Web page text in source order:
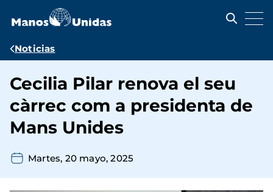
contenido
Ruta
navegación
Noticias
Cecilia Pilar renova el seu
càrrec com a presidenta de
Mans Unides
Martes, 20 mayo, 2025